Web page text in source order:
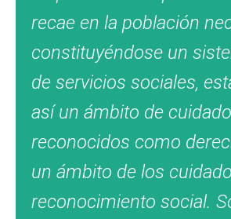
recae en la población
constituyéndose un
de servicios sociales,
así un ámbito de
reconocidos como
un ámbito de los
reconocimiento social.